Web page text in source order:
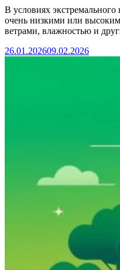
В условиях
очень низкими или
ветрами, влажностью и
26.01.202609.02.2026